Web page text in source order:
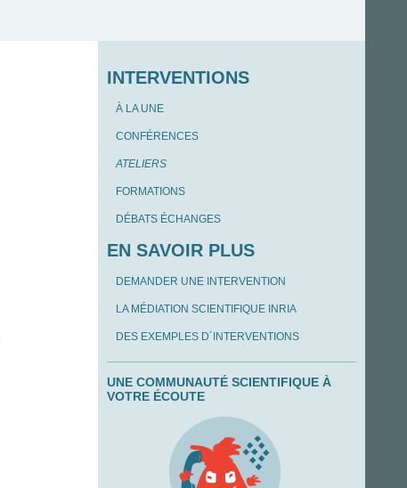
INTERVENTIONS
À LA UNE
CONFÉRENCES
ATELIERS
FORMATIONS
DÉBATS ÉCHANGES
EN SAVOIR PLUS
DEMANDER UNE INTERVENTION
LA MÉDIATION SCIENTIFIQUE INRIA
DES EXEMPLES D´INTERVENTIONS
UNE COMMUNAUTÉ SCIENTIFIQUE À
VOTRE ÉCOUTE